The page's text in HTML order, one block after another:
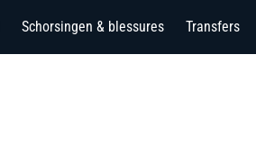
Schorsingen & blessures Transfers